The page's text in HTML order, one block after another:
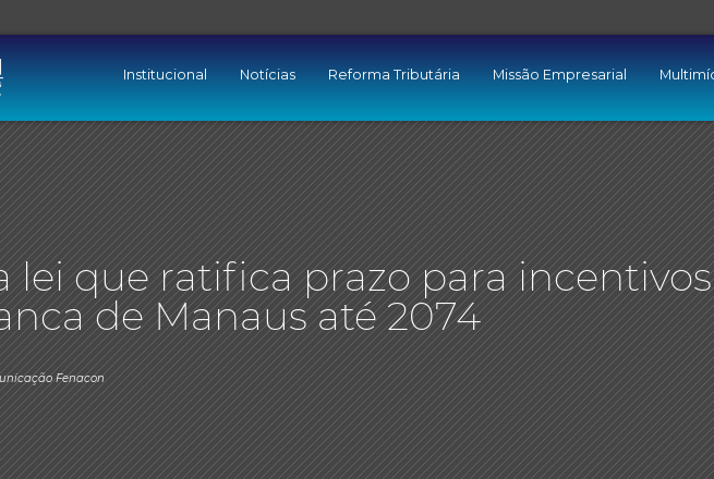
Institucional Notícias Reforma Tributária Missão Empresarial
lei que ratifica prazo para incentivos
de Manaus até 2074
Fenacon